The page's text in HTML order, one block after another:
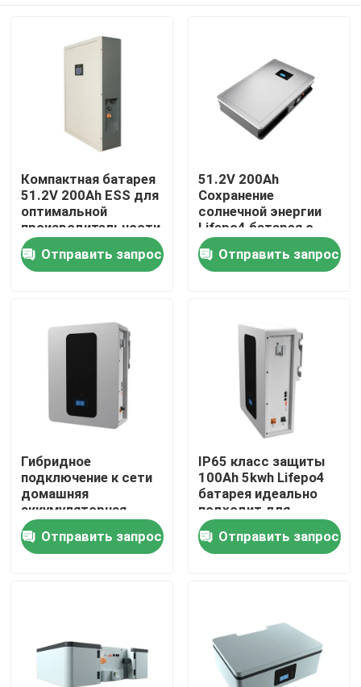
Главная страница
Продукция
VR - шоу
Наша фабрика
контроль качества
контактные данные
Батарея иона LiFePO4 лития
Компактная батарея
51.2V 200Ah ESS для
оптимальной
производительности
Отправить запрос
51.2V 200Ah
Сохранение
солнечной энергии
Lifepo4 батарея с
номинальной
мощностью
10,24KWh 95%DOD
Отправить запрос
Гибридное
подключение к сети
домашняя
аккумуляторная
система 51.2V 100Ah
5kWh ESS
аккумулятор
Отправить запрос
IP65 класс защиты
100Ah 5kwh Lifepo4
батарея идеально
подходит для
хранения энергии
батарея ESS
Отправить запрос